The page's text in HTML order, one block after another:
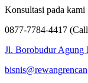
Konsultasi pada kami
0877-7784-4417
Jl. Borobudur